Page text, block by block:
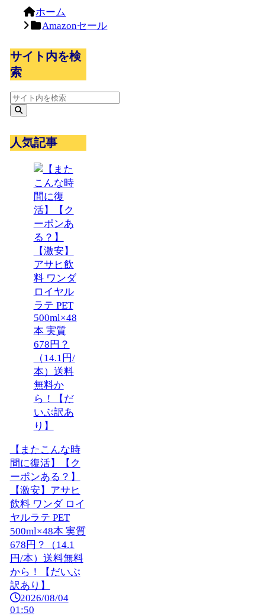
ホーム
Amazonセール
サイト内を検
索
人気記事
【またこんな時
間に復活】【ク
ーポンある？】
【激安】アサヒ
飲料 ワンダ ロイ
ヤルラテ PET
500ml×48本 実質
678円？（14.1
円/本）送料無料
から！【だいぶ
訳あり】
2026/08/04
01:50